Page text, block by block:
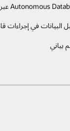
في إجراءات
بياني